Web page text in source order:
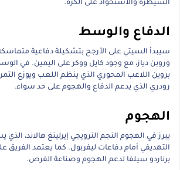
السيطرة والاستحواذ على الكرة.
الدفاع والوسط
سيبدأ السيتي على الأرجح بتشكيلة دفاعية
وروبن دياز، مع وجود كايل ووكر على اليمين. في
بروين اللاعب المحوري الذي ينظم اللعب ويوزع
رودري الذي يدعم الدفاع والهجوم على حد سواء.
الهجوم
يبرز في الهجوم النجم النرويجي إيرلينغ هالاند،
التهديفي أمام دفاعات ليفربول. كما يعتمد الفريق
برناردو سيلفا لدعم الهجوم وصناعة الفرص.